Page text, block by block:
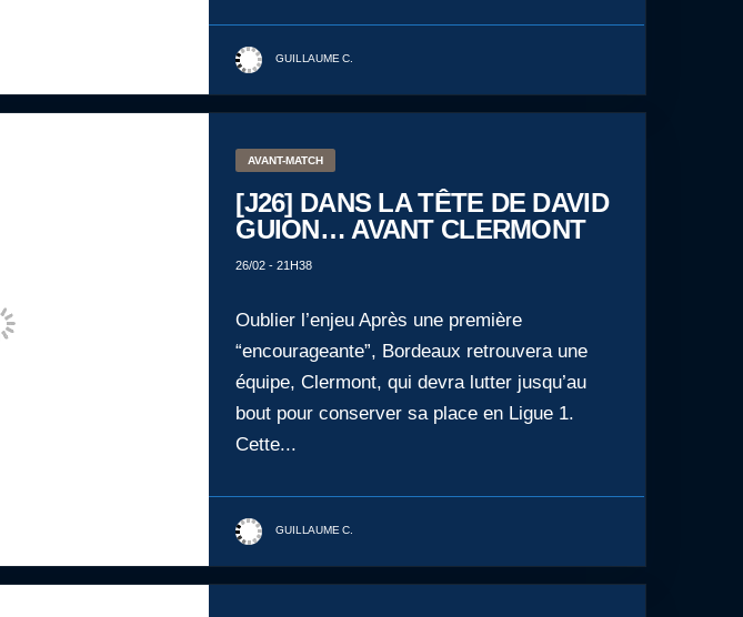
GUILLAUME C.
AVANT-MATCH
[J26] DANS LA TÊTE DE DAVID
GUION… AVANT CLERMONT
26/02 - 21H38
Oublier l’enjeu Après une première
“encourageante”, Bordeaux retrouvera une
équipe, Clermont, qui devra lutter jusqu’au
bout pour conserver sa place en Ligue 1.
Cette...
GUILLAUME C.